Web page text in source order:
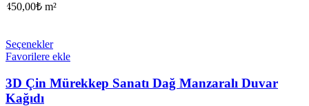
450,00₺ m²
Seçenekler
Favorilere ekle
3D Çin Mürekkep Sanatı Dağ Manzaralı Duvar
Kağıdı